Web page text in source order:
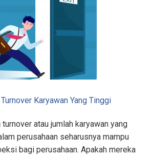
Karyawan Yang Tinggi
atau jumlah karyawan yang
perusahaan seharusnya mampu
bagi perusahaan. Apakah mereka